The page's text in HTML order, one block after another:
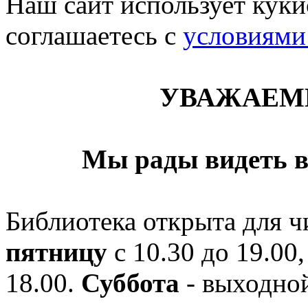
соглашаетесь c
Мы рады видеть
Библиотека открыта для
пятницу с 10.30 до
18.00. Суббота -